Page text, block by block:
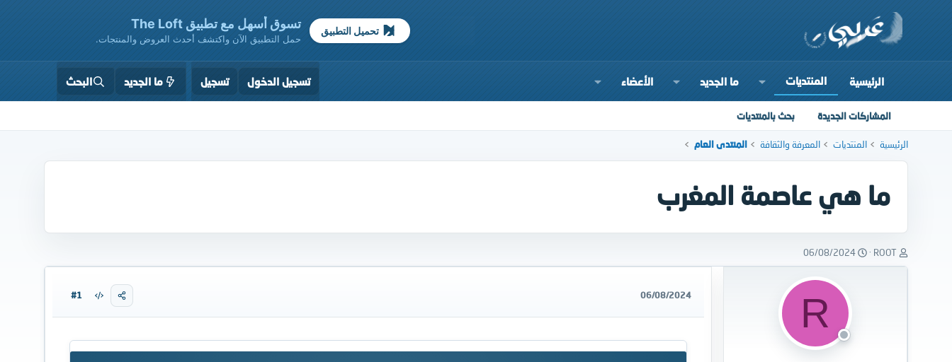
تحميل التطبيق تسوق أسهل مع تطبيق The Loft
حمل التطبيق الآن واكتشف أحدث العروض والمنتجات.
الرئيسية المنتديات ما الجديد الأعضاء تسجيل الدخول تسجيل ما الجديد البحث
المشاركات الجديدة بحث بالمنتديات
الرئيسية المنتديات المعرفة والثقافة المنتدى العام
ما هي عاصمة المغرب
ب
ا
ROOT
ت
ا
06/08/2024
R
06/08/2024
#1